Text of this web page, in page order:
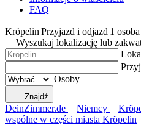
FAQ
Kröpelin|Przyjazd i odjazd|1 osoba
Wyszukaj lokalizację lub
Osoby
Znajdź
DeinZimmer.de Niemcy
wspólne w części miasta Kröpelin